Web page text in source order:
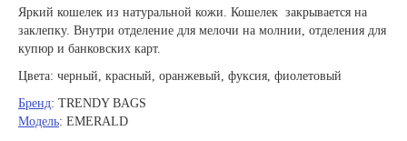
Яркий кошелек из натуральной кожи. Кошелек закрывается на
заклепку. Внутри отделение для мелочи на молнии, отделения для
купюр и банковских карт.
Цвета: черный, красный, оранжевый, фуксия, фиолетовый
Бренд: TRENDY BAGS
Модель: EMERALD